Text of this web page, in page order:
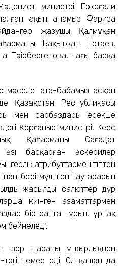
министрі Еркеғали
ақын апамыз Фариза
жазушы Қалмұқан
Бақытжан Ертаев,
Тәңірбергенова, тағы басқа
мәселе: ата-бабамыз асқан
Қазақстан Республикасы
мен сарбаздары ерекше
Қорғаныс министрі, Кеңес
Қаһарманы Сағадат
өзі басқарған әскерилер
атрибуттармен тіптен
бері мүлгіген тау арасын
жасылды салюттер дүр
киінген азаматтармен
бір сапта тұрып, ұрпақ
бейнеледі.
зор шараны ұткырлықпен
тегін емес еді. Ол қашан да